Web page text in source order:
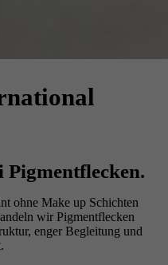
ohne Make up Schichten
wir Pigmentflecken
enger Begleitung und